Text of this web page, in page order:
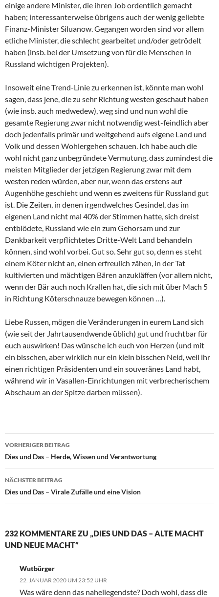
einige andere Minister, die ihren Job ordentlich gemacht
haben; interessanterweise übrigens auch der wenig geliebte
Finanz-Minister Siluanow. Gegangen worden sind vor allem
etliche Minister, die schlecht gearbeitet und/oder getrödelt
haben (insb. bei der Umsetzung von für die Menschen in
Russland wichtigen Projekten).
Insoweit eine Trend-Linie zu erkennen ist, könnte man wohl
sagen, dass jene, die zu sehr Richtung westen geschaut haben
(wie insb. auch medwedew), weg sind und nun wohl die
gesamte Regierung zwar nicht notwendig west-feindlich aber
doch jedenfalls primär und weitgehend aufs eigene Land und
Volk und dessen Wohlergehen schauen. Ich habe auch die
wohl nicht ganz unbegründete Vermutung, dass zumindest die
meisten Mitglieder der jetzigen Regierung zwar mit dem
westen reden würden, aber nur, wenn das erstens auf
Augenhöhe geschieht und wenn es zweitens für Russland gut
ist. Die Zeiten, in denen irgendwelches Gesindel, das im
eigenen Land nicht mal 40% der Stimmen hatte, sich dreist
entblödete, Russland wie ein zum Gehorsam und zur
Dankbarkeit verpflichtetes Dritte-Welt Land behandeln
können, sind wohl vorbei. Gut so. Sehr gut so, denn es steht
einem Köter nicht an, einen erfreulich zähen, in der Tat
kultivierten und mächtigen Bären anzukläffen (vor allem nicht,
wenn der Bär auch noch Krallen hat, die sich mit über Mach 5
in Richtung Köterschnauze bewegen können …).
Liebe Russen, mögen die Veränderungen in eurem Land sich
(wie seit der Jahrtausendwende üblich) gut und fruchtbar für
euch auswirken! Das wünsche ich euch von Herzen (und mit
ein bisschen, aber wirklich nur ein klein bisschen Neid, weil ihr
einen richtigen Präsidenten und ein souveränes Land habt,
während wir in Vasallen-Einrichtungen mit verbrecherischem
Abschaum an der Spitze darben müssen).
Beitragsnavigation
VORHERIGER BEITRAG
Dies und Das – Herde, Wissen und Verantwortung
NÄCHSTER BEITRAG
Dies und Das – Virale Zufälle und eine Vision
232 KOMMENTARE ZU „DIES UND DAS – ALTE MACHT
UND NEUE MACHT“
Wutbürger
22. JANUAR 2020 UM 23:52 UHR
Was wäre denn das naheliegendste? Doch wohl, dass die